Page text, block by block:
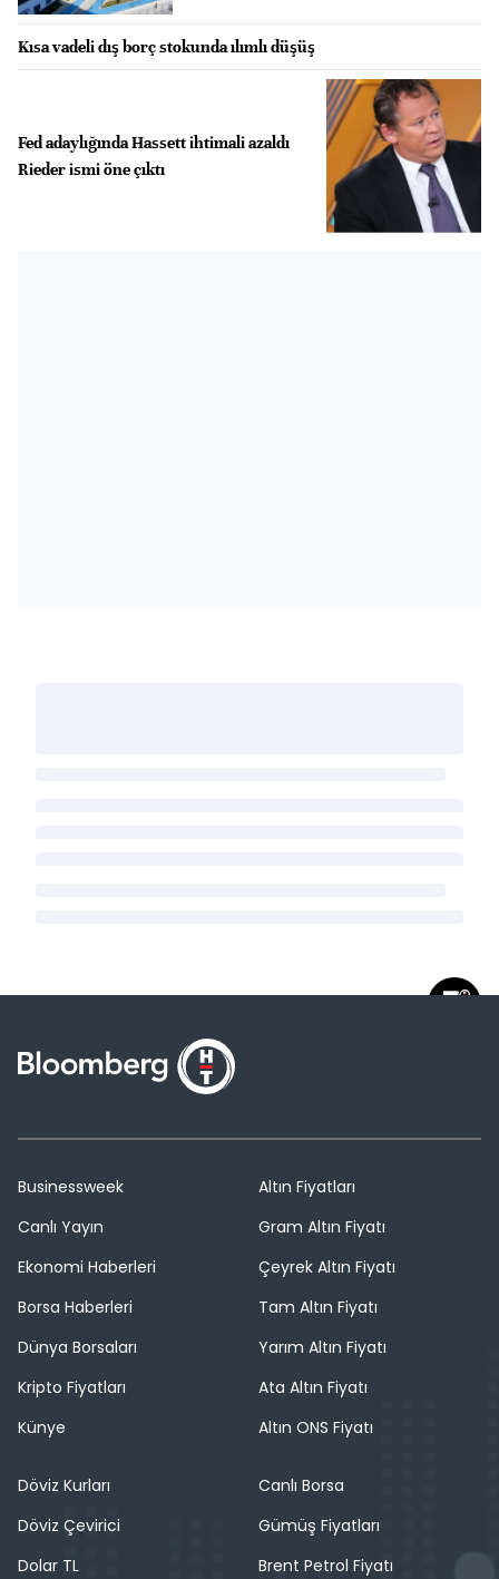
Kısa vadeli dış borç stokunda ılımlı düşüş
Fed adaylığında Hassett ihtimali azaldı
Rieder ismi öne çıktı
Businessweek
Canlı Yayın
Ekonomi Haberleri
Borsa Haberleri
Dünya Borsaları
Kripto Fiyatları
Künye
Altın Fiyatları
Gram Altın Fiyatı
Çeyrek Altın Fiyatı
Tam Altın Fiyatı
Yarım Altın Fiyatı
Ata Altın Fiyatı
Altın ONS Fiyatı
Döviz Kurları
Döviz Çevirici
Dolar TL
Canlı Borsa
Gümüş Fiyatları
Brent Petrol Fiyatı